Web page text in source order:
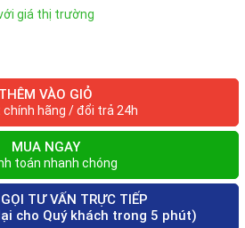
giá thị trường
THÊM VÀO GIỎ
chính hãng / đổi trả 24h
MUA NGAY
toán nhanh chóng
TƯ VẤN TRỰC TIẾP
cho Quý khách trong 5 phút)